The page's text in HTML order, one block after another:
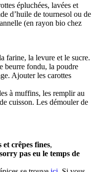
épluchées, lavées et
d’huile de tournesol ou de
(en rayon bio chez
farine, la levure et le sucre.
beurre fondu, la poudre
Ajouter les carottes
à muffins, les remplir au
cuisson. Les démouler de
et crêpes fines,
pas eu le temps de